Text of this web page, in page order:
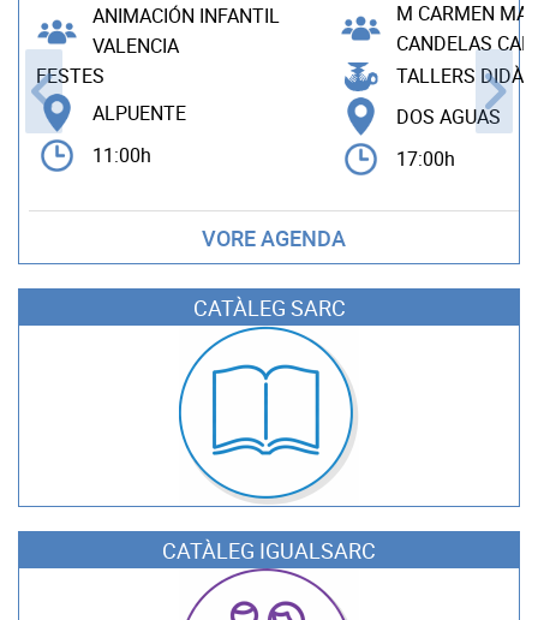
ANIMACIÓN INFANTIL
VALENCIA
FESTES
ALPUENTE
11:00h
M CARMEN
CANDELAS
TALLERS
DOS AGUAS
17:00h
VORE AGENDA
CATÀLEG SARC
CATÀLEG IGUALSARC